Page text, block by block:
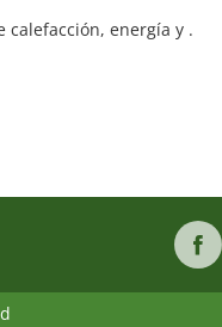
calefacción, energía y .